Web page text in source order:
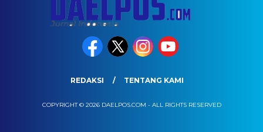
REDAKSI TENTANG KAMI
COPYRIGHT © 2026 DAELPOS.COM - ALL RIGHTS RESERVED